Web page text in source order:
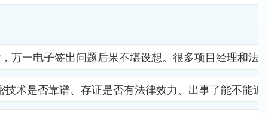
一电子签出问题后果不堪设想。很多项目经理和法
术是否靠谱、存证是否有法律效力、出事了能不能